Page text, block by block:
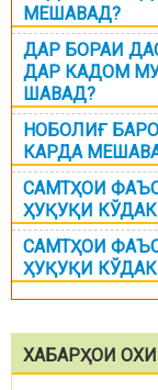
МЕШАВАД?
ДАР БОРАИ
ДАР КАДОМ
ШАВАД?
НОБОЛИҒ
КАРДА
САМТҲОИ
ҲУҚУҚИ
САМТҲОИ
ҲУҚУҚИ
ХАБАРҲОИ